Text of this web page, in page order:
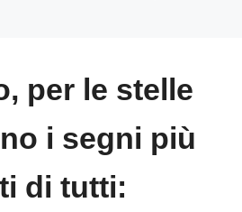
per le stelle
i segni più
di tutti: